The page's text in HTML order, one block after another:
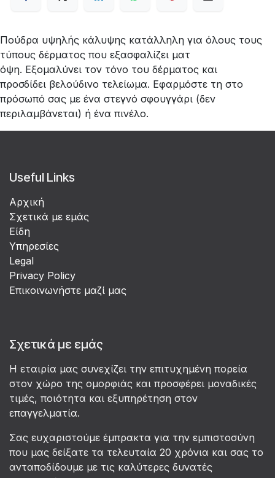
Πούδρα υψηλής κάλυψης κατάλληλη για όλους τους
τύπους δέρματος που εξασφαλίζει ματ
όψη. Εξομαλύνει τον τόνο του δέρματος και
προσδίδει βελούδινο τελείωμα. Εφαρμόστε τη στο
πρόσωπό σας με ένα στεγνό σφουγγάρι (δεν
περιλαμβάνεται) ή ένα πινέλο.
Useful Links
Αρχική
Σχετικά με εμάς
Είδη
Υπηρεσίες
Legal
Privacy Policy
Επικοινωνήστε μαζί μας
Σχετικά με εμάς
Η εταιρία μας συνεχίζει την επιτυχημένη πορεία
στον χώρο της ομορφιάς και προσφέρει μοναδικές
τιμές, ποιότητα και εξυπηρέτηση στον
επαγγελματία.
Σας ευχαριστούμε έμπρακτα για την εμπιστοσύνη
που μας δείξατε τα τελευταία 20 χρόνια και σας το
ανταποδίδουμε με τις καλύτερες δυνατές